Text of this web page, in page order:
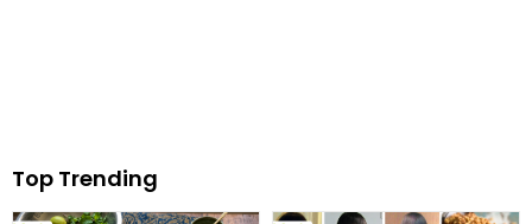
Top Trending